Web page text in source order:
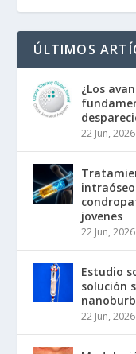
ÚLTIMOS
¿Los
22 Jun, 2026
jovenes
22 Jun, 2026
Estudio
solución
22 Jun, 2026